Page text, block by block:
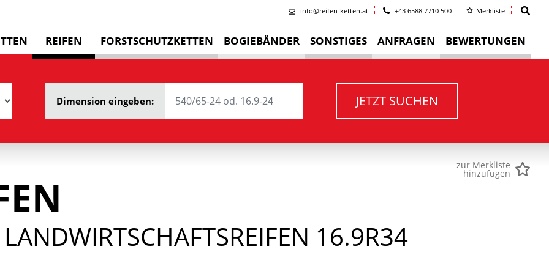
info@reifen-ketten.at +43 6588 7710 500 Merkliste
REIFEN FORSTSCHUTZKETTEN BOGIEBÄNDER SONSTIGES ANFRAGEN BEWERTUNGEN
Dimension eingeben: JETZT SUCHEN
zur Merkliste
hinzufügen
16.9R34